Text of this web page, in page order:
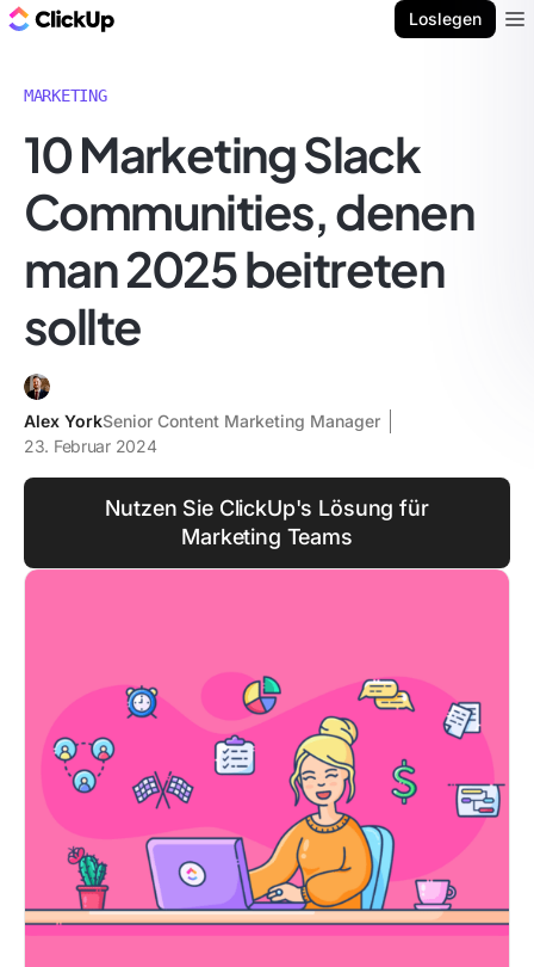
Loslegen
MARKETING
10 Marketing Slack
Communities, denen
man 2025 beitreten
sollte
Alex YorkSenior Content Marketing Manager
23. Februar 2024
Nutzen Sie ClickUp's Lösung für
Marketing Teams